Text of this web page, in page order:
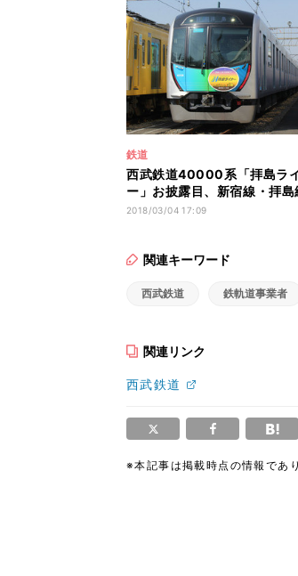
鉄道
西武鉄道40000系「拝島ラ
ー」お披露目、新宿線・拝島
走行
2018/03/04 17:09
関連キーワード
西武鉄道 鉄軌道事業者
関連リンク
西武鉄道
※本記事は掲載時点の情報であ